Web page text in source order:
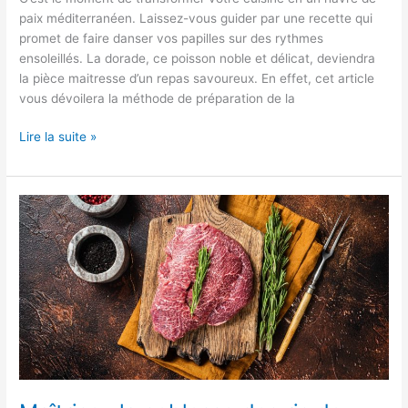
paix méditerranéen. Laissez-vous guider par une recette qui
promet de faire danser vos papilles sur des rythmes
ensoleillés. La dorade, ce poisson noble et délicat, deviendra
la pièce maitresse d’un repas savoureux. En effet, cet article
vous dévoilera la méthode de préparation de la
La
au
four
:
une
symphonie
de
saveurs
à
votre
portée
Lire la suite »